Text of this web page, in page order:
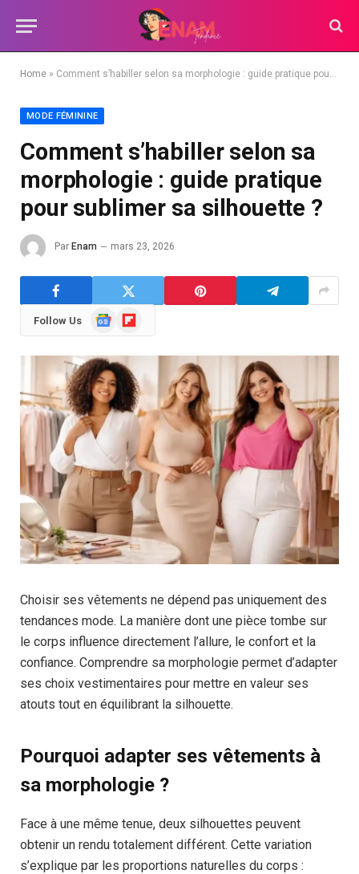
Home » Comment s’habiller selon sa morphologie : guide pratique pour sublimer sa silhouette ?
MODE FÉMININE
Comment s’habiller selon sa
morphologie : guide pratique
pour sublimer sa silhouette ?
Par Enam mars 23, 2026
Follow Us
GoogleFlipboard
Choisir ses vêtements ne dépend pas uniquement des
tendances mode. La manière dont une pièce tombe sur
le corps influence directement l’allure, le confort et la
confiance. Comprendre sa morphologie permet d’adapter
ses choix vestimentaires pour mettre en valeur ses
atouts tout en équilibrant la silhouette.
Pourquoi adapter ses vêtements à
sa morphologie ?
Face à une même tenue, deux silhouettes peuvent
obtenir un rendu totalement différent. Cette variation
s’explique par les proportions naturelles du corps :